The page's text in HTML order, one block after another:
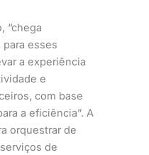
“chega
esses
a experiência
e
com base
a eficiência”. A
orquestrar de
de